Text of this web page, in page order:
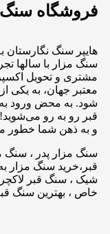
فروشگاه سنگ
هایپر سنگ نگارستان
سنگ مزار با سالها
مشتری و تحویل
معتبر جهان، به یکی
شود. به محض ورود به
قبر رو به رو
و به ذهن شما خطور
سنگ مزار پدر ، سنگ
قبر،خرید سنگ مزار
شیک ، سنگ قبر
خاص ، بهترین سنگ